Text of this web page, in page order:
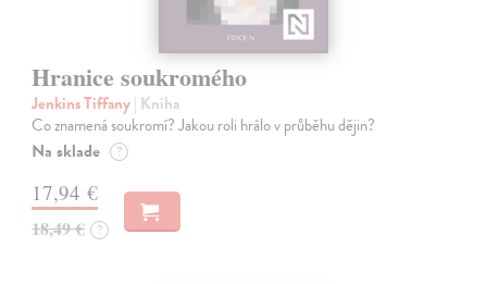
Hranice soukromého
Jenkins Tiffany| Kniha
Co znamená soukromí? Jakou roli hrálo v průběhu dějin?
Na sklade ?
17,94 €
18,49 € ?